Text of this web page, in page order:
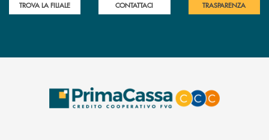
TROVA LA FILIALE CONTATTACI TRASPARENZA